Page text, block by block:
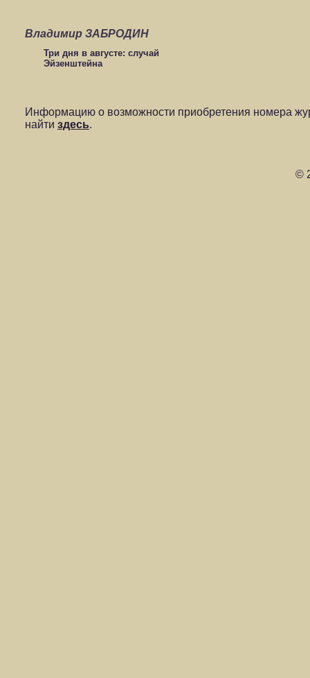
Владимир ЗАБРОДИН
Три дня в августе: случай
Эйзенштейна
Информацию о возможности приобретения номера
найти здесь.
©